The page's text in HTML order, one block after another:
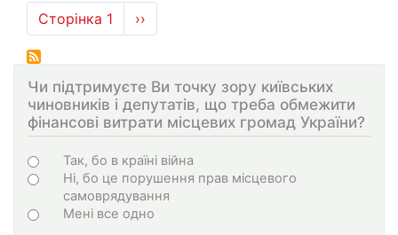
Розбивка
на
сторінки
Сторінка 1
Наступна
сторінка
››
Чи підтримуєте Ви точку зору київських
чиновників і депутатів, що треба обмежити
фінансові витрати місцевих громад України?
Варіанти
Так, бо в країні війна
Ні, бо це порушення прав місцевого
самоврядування
Мені все одно